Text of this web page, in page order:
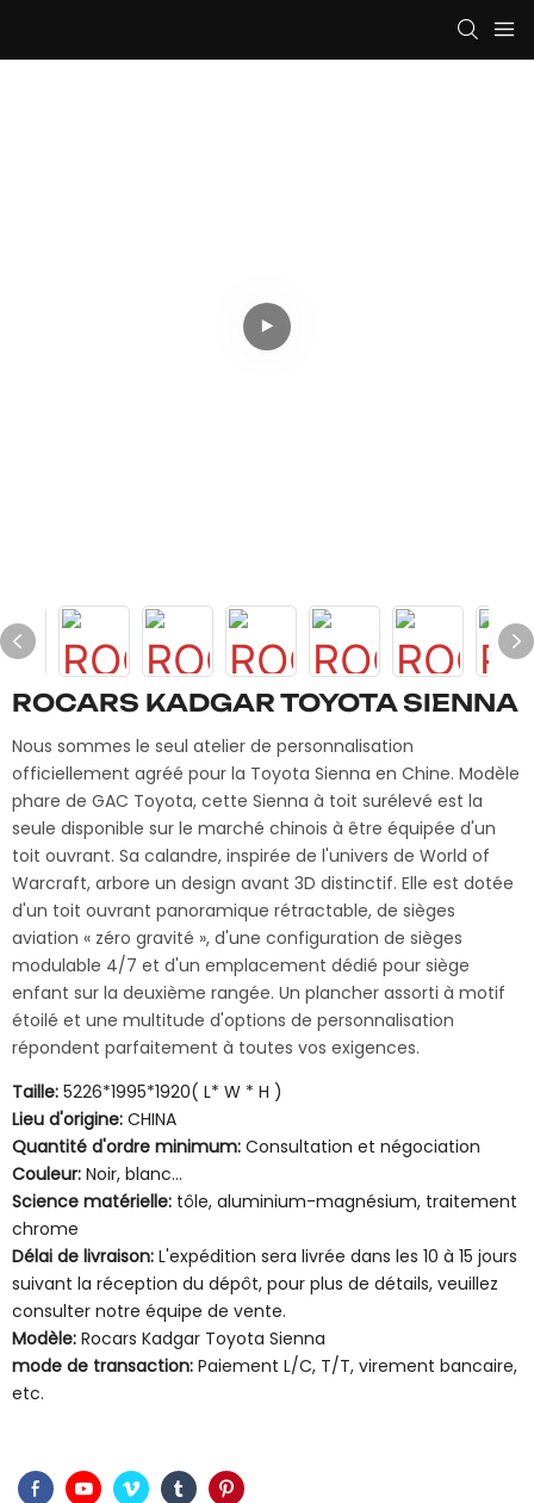
ROCARS KADGAR TOYOTA SIENNA
Nous sommes le seul atelier de personnalisation
officiellement agréé pour la Toyota Sienna en Chine. Modèle
phare de GAC Toyota, cette Sienna à toit surélevé est la
seule disponible sur le marché chinois à être équipée d'un
toit ouvrant. Sa calandre, inspirée de l'univers de World of
Warcraft, arbore un design avant 3D distinctif. Elle est dotée
d'un toit ouvrant panoramique rétractable, de sièges
aviation « zéro gravité », d'une configuration de sièges
modulable 4/7 et d'un emplacement dédié pour siège
enfant sur la deuxième rangée. Un plancher assorti à motif
étoilé et une multitude d'options de personnalisation
répondent parfaitement à toutes vos exigences.
Taille: 5226*1995*1920( L* W * H )
Lieu d'origine: CHINA
Quantité d'ordre minimum: Consultation et négociation
Couleur: Noir, blanc...
Science matérielle: tôle, aluminium-magnésium, traitement
chrome
Délai de livraison: L'expédition sera livrée dans les 10 à 15 jours
suivant la réception du dépôt, pour plus de détails, veuillez
consulter notre équipe de vente.
Modèle: Rocars Kadgar Toyota Sienna
mode de transaction: Paiement L/C, T/T, virement bancaire,
etc.